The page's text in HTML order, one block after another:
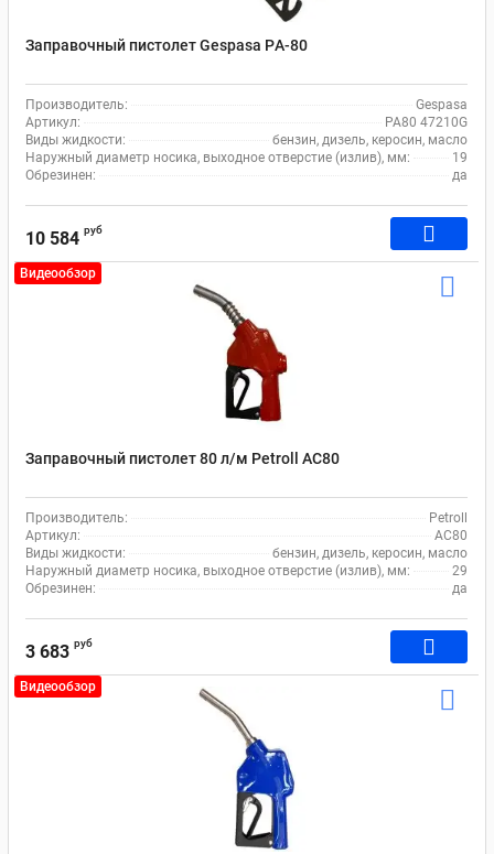
Заправочный пистолет Gespasa PА-80
Производитель:
Gespasa
Артикул:
PA80 47210G
Виды жидкости:
бензин, дизель, керосин, масло
Наружный диаметр носика, выходное отверстие (излив), мм:
19
Обрезинен:
да
10 584 руб
Видеообзор
Заправочный пистолет 80 л/м Petroll AC80
Производитель:
Petroll
Артикул:
AC80
Виды жидкости:
бензин, дизель, керосин, масло
Наружный диаметр носика, выходное отверстие (излив), мм:
29
Обрезинен:
да
3 683 руб
Видеообзор